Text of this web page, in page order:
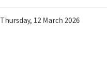
Thursday, 12March 2026